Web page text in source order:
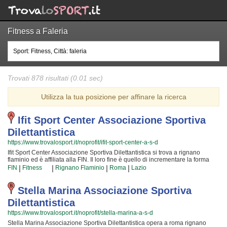
Fitness a Faleria
Trovati 878 risultati (0.01 sec)
Utilizza la tua posizione per affinare la ricerca
Ifit Sport Center Associazione Sportiva
Dilettantistica
https://www.trovalosport.it/noprofit/ifit-sport-center-a-s-d
Ifit Sport Center Associazione Sportiva Dilettantistica si trova a rignano
flaminio ed è affiliata alla FIN. Il loro fine è quello di incrementare la forma
fisica e il benessere delle persone organizzando corsi sul territorio (anche
per bambini e ragazzi). Le loro attività servono a sviluppare le capacità
motorie e fisiche ed a sono utili a il proprio aspetto fisico per conquistare una
maggior sicurezza individuale lavorando anche sulla propria autostima. I loro
insegnanti sono i più preparati della provincia e si formano costantemente
partecipando alle lezioni {text_aff3} per garantire la massima tranquillità e
professionalità ai loro iscritti. Il risultato e il divertimento che si creano
facendo fitness rendono questa attività davvero speciale, per cui, una volta
che sarete partiti, non potrete più farne a meno! Provateci!!! Ifit Sport Center
FIN | Fitness | Rignano Flaminio | Roma | Lazio
Stella Marina Associazione Sportiva
Dilettantistica
https://www.trovalosport.it/noprofit/stella-marina-a-s-d
Stella Marina Associazione Sportiva Dilettantistica opera a roma rignano